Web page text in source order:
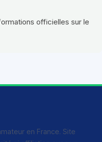
officielles sur le
en France. Site